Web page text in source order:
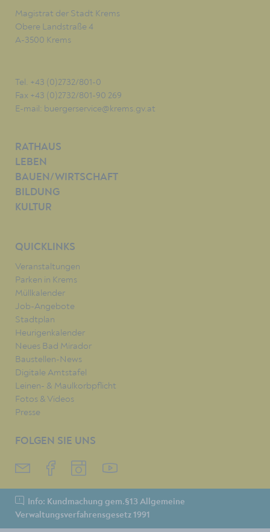
Magistrat der Stadt Krems
Obere Landstraße 4
A-3500 Krems
Tel. +43 (0)2732/801-0
Fax +43 (0)2732/801-90 269
E-mail: buergerservice@krems.gv.at
RATHAUS
LEBEN
BAUEN/WIRTSCHAFT
BILDUNG
KULTUR
QUICKLINKS
Veranstaltungen
Parken in Krems
Müllkalender
Job-Angebote
Stadtplan
Heurigenkalender
Neues Bad Mirador
Baustellen-News
Digitale Amtstafel
Leinen- & Maulkorbpflicht
Fotos & Videos
Presse
FOLGEN SIE UNS
Info: Kundmachung gem.§13 Allgemeine
Verwaltungsverfahrensgesetz 1991